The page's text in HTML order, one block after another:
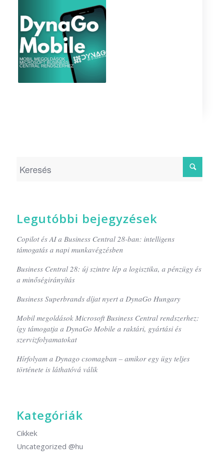
Legutóbbi bejegyzések
Copilot és AI a Business Central 28-ban: intelligens
támogatás a napi munkavégzésben
Business Central 28: új szintre lép a logisztika, a pénzügy és
a minőségirányítás
Business Superbrands díjat nyert a DynaGo Hungary
Mobil megoldások Microsoft Business Central rendszerhez:
így támogatja a DynaGo Mobile a raktári, gyártási és
szervizfolyamatokat
Hírfolyam a Dynago csomagban – amikor egy ügy teljes
története is láthatóvá válik
Kategóriák
Cikkek
Uncategorized @hu